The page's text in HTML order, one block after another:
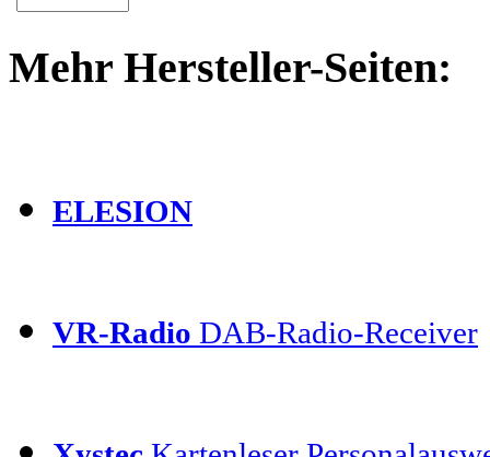
Mehr Hersteller-Seiten:
ELESION
VR-Radio DAB-Radio-Receiver